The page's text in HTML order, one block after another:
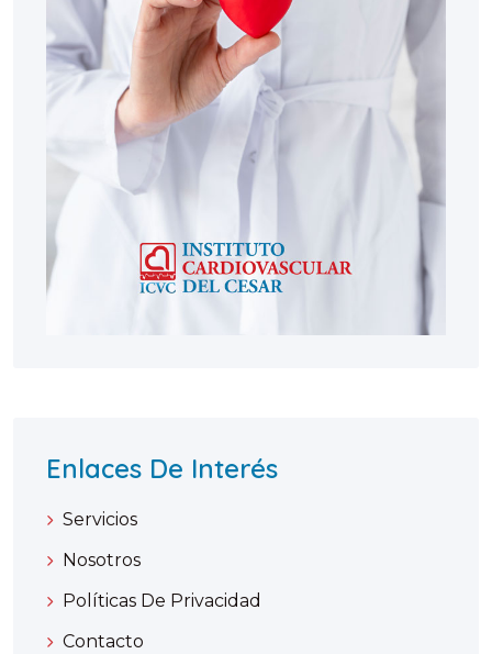
Enlaces De Interés
Servicios
Nosotros
Políticas De Privacidad
Contacto